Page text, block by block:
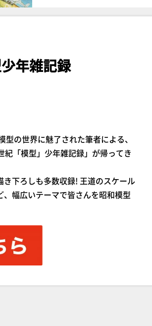
年雑記録
の世界に魅了された筆者による、
「模型」少年雑記録」が帰ってき
下ろしも多数収録! 王道のスケール
幅広いテーマで皆さんを昭和模型